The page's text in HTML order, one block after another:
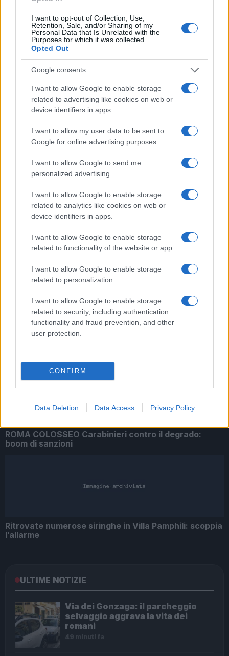
I want to opt-out of Collection, Use,
Retention, Sale, and/or Sharing of my
Personal Data that Is Unrelated with the
Purposes for which it was collected.
Opted Out
Google consents
I want to allow Google to enable storage
related to advertising like cookies on web or
device identifiers in apps.
I want to allow my user data to be sent to
Google for online advertising purposes.
I want to allow Google to send me
personalized advertising.
I want to allow Google to enable storage
related to analytics like cookies on web or
device identifiers in apps.
I want to allow Google to enable storage
related to functionality of the website or app.
I want to allow Google to enable storage
related to personalization.
I want to allow Google to enable storage
related to security, including authentication
functionality and fraud prevention, and other
user protection.
CONFIRM
Data Deletion Data Access Privacy Policy
‘Troppo forte’. E il degrado
avanza
5 anni fa
ROMA COLOSSEO Carabinieri
sanzioni
6 anni fa
Alpini, molestie
sulle donne
Rimini. I racconti
shock delle vittime
EUROVISION
Achille Lauro
all’eliminazione:
Degrado
ROMA COLOSSEO Carabinieri contro il degrado:
boom di sanzioni
Ritrovate numerose siringhe in Villa Pamphili: scoppia
l’allarme
ULTIME NOTIZIE
Via dei Gonzaga: il parcheggio
selvaggio aggrava la vita dei
romani
49 minuti fa